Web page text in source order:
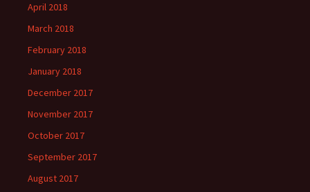
April 2018
March 2018
February 2018
January 2018
December 2017
November 2017
October 2017
September 2017
August 2017